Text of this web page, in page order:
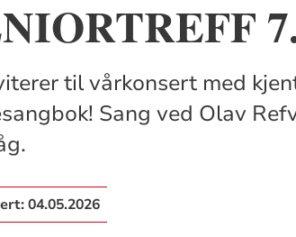
til vårkonsert med
Sang ved Olav
04.05.2026